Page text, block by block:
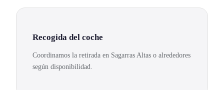
Recogida del coche
Coordinamos la retirada en Sagarras Altas o alrededores
según disponibilidad.